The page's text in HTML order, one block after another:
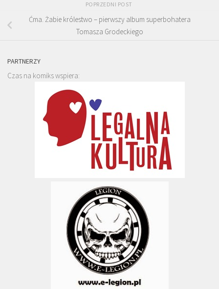
POPRZEDNI POST
Ćma. Żabie królestwo – pierwszy album superbohatera
Tomasza Grodeckiego
PARTNERZY
Czas na komiks wspiera: